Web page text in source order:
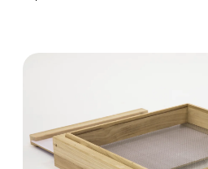
Afbeeldingengalerij overslaan